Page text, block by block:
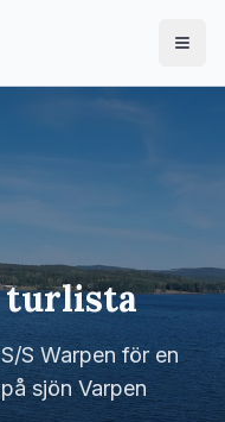
turlista
S Warpen för en
sjön Varpen